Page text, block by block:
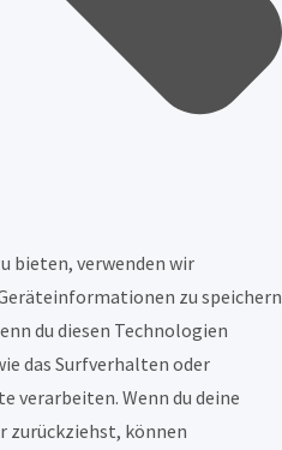
bieten, verwenden wir
zu speichern
du diesen Technologien
das Surfverhalten oder
verarbeiten. Wenn du deine
können